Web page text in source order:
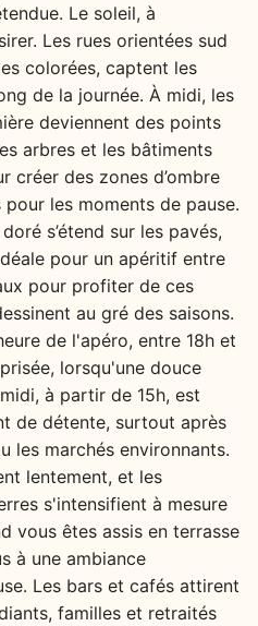
Le soleil, à
Les rues orientées sud
colorées, captent les
de la journée. À midi, les
deviennent des points
arbres et les bâtiments
créer des zones d’ombre
les moments de pause.
s’étend sur les pavés,
pour un apéritif entre
pour profiter de ces
au gré des saisons.
de l'apéro, entre 18h et
lorsqu'une douce
à partir de 15h, est
de détente, surtout après
les marchés environnants.
lentement, et les
s'intensifient à mesure
vous êtes assis en terrasse
à une ambiance
Les bars et cafés attirent
familles et retraités